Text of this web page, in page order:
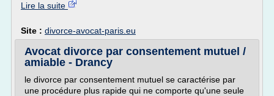
Lire la suite
Site : divorce-avocat-paris.eu
Avocat divorce par consentement mutuel /
amiable - Drancy
le divorce par consentement mutuel se caractérise par
une procédure plus rapide qui ne comporte qu'une seule